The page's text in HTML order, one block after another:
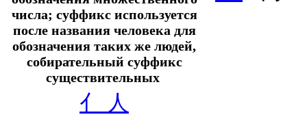
числа; суффикс используется
после названия человека для
обозначения таких же людей,
собирательный суффикс
существительных
亻 人